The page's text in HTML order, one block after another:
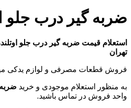
ضربه گیر درب جلو
استعلام قیمت ضربه گیر درب جلو
تهران
فروش قطعات مصرفی و لوازم یدکی
به منظور استعلام موجودی و خرید ضربه
واحد فروش در تماس باشید.